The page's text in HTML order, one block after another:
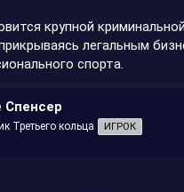
крупной криминальной
легальным
спорта.
Спенсер
Третьего кольца ИГРОК